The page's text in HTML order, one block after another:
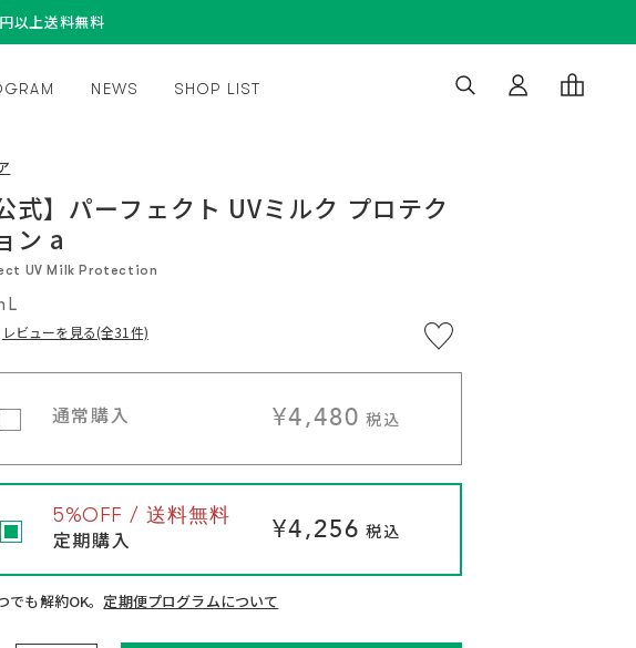
以上送料無料
NEWS SHOP LIST
公式】パーフェクト UVミルク プロテク
ン a
UV Milk Protection
レビューを見る(全31件)
通常購入 ¥4,480 税込
5%OFF / 送料無料
定期購入 ¥4,256 税込
でも解約OK。 定期便プログラムについて
カー